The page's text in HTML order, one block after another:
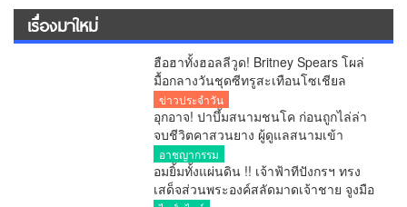
เรื่องมาใหม่
ฮือฮาทั้งฮอลลีวูด! Britney Spears โผล่
มื้อกลางวันชุดซีทรูสะเทือนโซเชียล
ข่าวประจำวัน
อุกอาจ! ปาบึ้มสนามชนโค ก่อนถูกไล่ล่า
จบชีวิตคาสวนยาง ผู้ดูแลสนามเข้า
มอบตัว
อาชญากรรม
อมยิ้มทั้งแผ่นดิน !! เจ้าฟ้าทีปังกรฯ ทรง
เสด็จส่วนพระองค์สลัดมาดเจ้าชาย จูงมือ